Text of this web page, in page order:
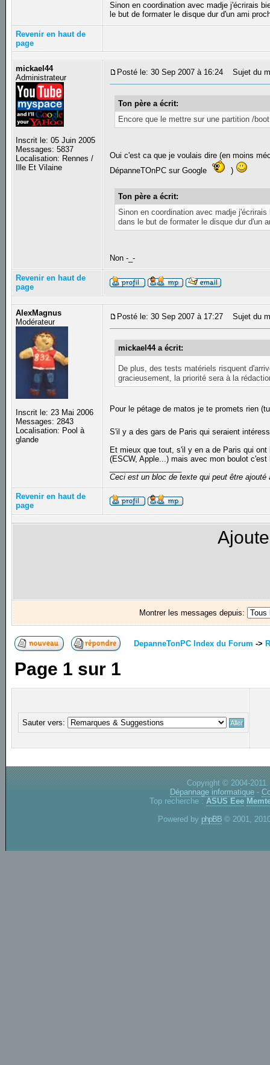
Sinon en coordination avec madje j'écrirais
le but de formater le disque dur d'un ami
Revenir en haut de
page
mickael44
Administrateur
Inscrit le: 05 Juin 2005
Messages: 5837
Localisation: Rennes /
Ille Et Vilaine
Posté le: 30 Sep 2007 à 16:24 Sujet du
Ton père a écrit:
Encore que le mettre sur une partition /
Oui c'est ca que je voulais dire (en moins
DépanneTOnPC sur Google
)
Ton père a écrit:
Sinon en coordination avec madje
dans le but de formater le disque dur d'un
Non -_-
Revenir en haut de
page
AlexMagnus
Modérateur
Inscrit le: 23 Mai 2006
Messages: 2843
Localisation: Pool à
glande
Posté le: 30 Sep 2007 à 17:27 Sujet du
mickael44 a écrit:
De plus, des tests matériels risquent
gracieusement, la priorité sera à la
Pour le pétage de matos je te promets rien
S'il y a des gars de Paris qui seraient
Et mieux que tout, s'il y en a de Paris qui
(ESCW, Apple...) mais avec mon boulot
Ceci est un bloc de texte qui peut être
Revenir en haut de
page
Montrer les messages depuis:
DepanneTonPC Index du Forum ->
Page 1 sur 1
Sauter vers:
Copyright © 2004-
Dépannage informatique -
Top recherche : ASUS Eee
Powered by phpBB © 2001,